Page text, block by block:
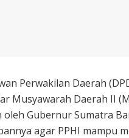
Perwakilan Daerah
Musyawarah Daerah II
Gubernur Sumatra
agar PPHI mampu